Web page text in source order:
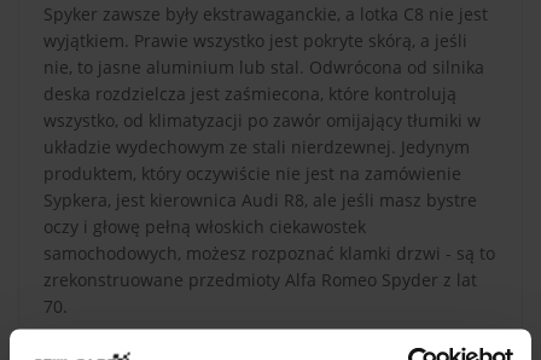
Spyker zawsze były ekstrawaganckie, a lotka C8 nie jest
wyjątkiem. Prawie wszystko jest pokryte skórą, a jeśli
nie, to jasne aluminium lub stal. Odwrócona od silnika
deska rozdzielcza jest zaśmiecona, które kontrolują
wszystko, od klimatyzacji po zawór omijający tłumiki w
układzie wydechowym ze stali nierdzewnej. Jedynym
produktem, który oczywiście nie jest na zamówienie
Sypkera, jest kierownica Audi R8, ale jeśli masz bystre
oczy i głowę pełną włoskich ciekawostek
samochodowych, możesz rozpoznać klamki drzwi - są to
zrekonstruowane przedmioty Alfa Romeo Spyder z lat
70.